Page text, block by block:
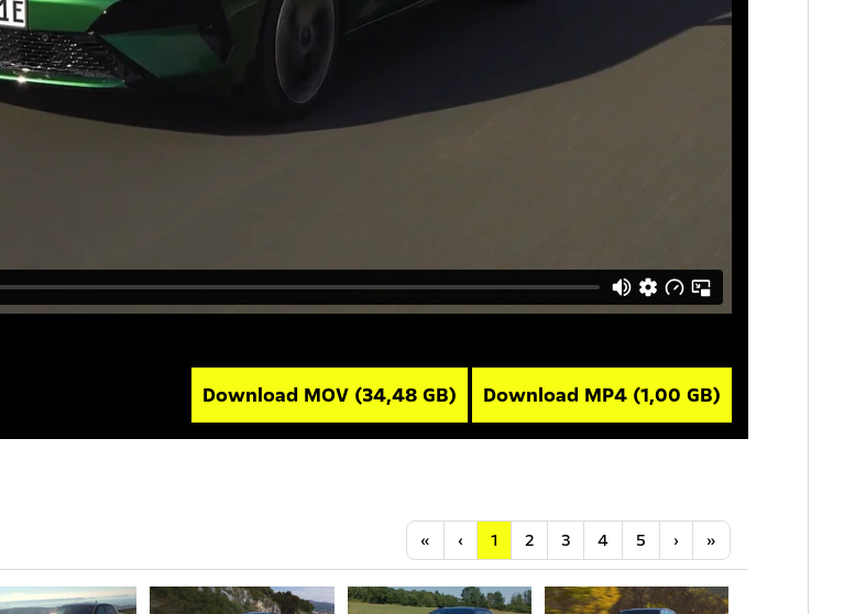
Download MOV (34,48 GB) Download MP4 (1,00 GB)
« Anfang
‹ Vorherige
1 2 3 4 5 ›Nächste
»